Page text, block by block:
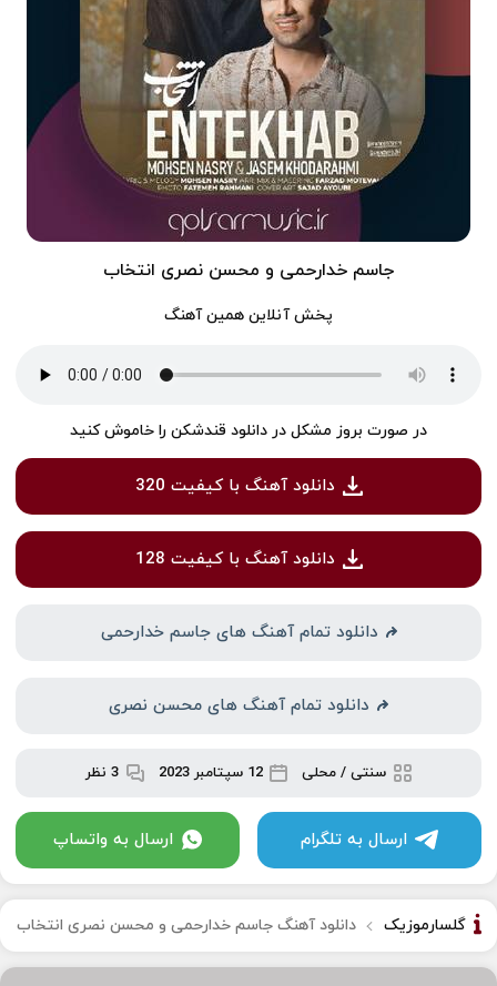
جاسم خدارحمی و محسن نصری انتخاب
پخش آنلاین همین آهنگ
در صورت بروز مشکل در دانلود قندشکن را خاموش کنید
دانلود آهنگ با کیفیت 320
دانلود آهنگ با کیفیت 128
دانلود تمام آهنگ های جاسم خدارحمی
دانلود تمام آهنگ های محسن نصری
سنتی / محلی 12 سپتامبر 2023 3 نظر
ارسال به تلگرام ارسال به واتساپ
گلسارموزیک دانلود آهنگ جاسم خدارحمی و محسن نصری انتخاب